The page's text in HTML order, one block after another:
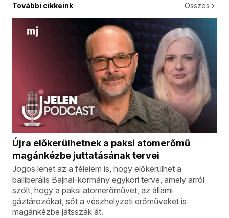
További cikkeink Összes
Újra előkerülhetnek a paksi atomerőmű
magánkézbe juttatásának tervei
Jogos lehet az a félelem is, hogy előkerülhet a
balliberális Bajnai-kormány egykori terve, amely arról
szólt, hogy a paksi atomerőművet, az állami
gáztározókat, sőt a vészhelyzeti erőműveket is
magánkézbe játsszák át.